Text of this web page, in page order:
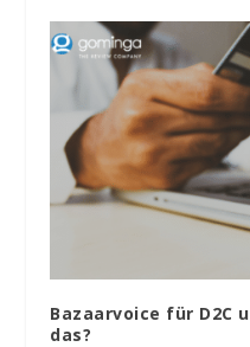
Bazaarvoice für D2C
das?